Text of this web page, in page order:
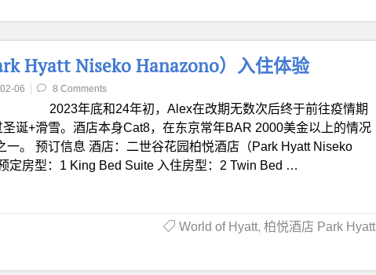
Hyatt Niseko Hanazono）入住体验
06 8 Comments
2023年底和24年初，Alex在改期无数次后终于前往疫情期
诞+滑雪。酒店本身Cat8，在东京常年BAR 2000美金以上的情况
。 预订信息 酒店：二世谷花园柏悦酒店（Park Hyatt Niseko
定房型：1 King Bed Suite 入住房型：2 Twin Bed …
World of Hyatt, 柏悦酒店 Park Hyatt